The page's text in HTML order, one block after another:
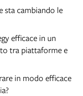
sta cambiando le
efficace in un
tra piattaforme e
in modo efficace